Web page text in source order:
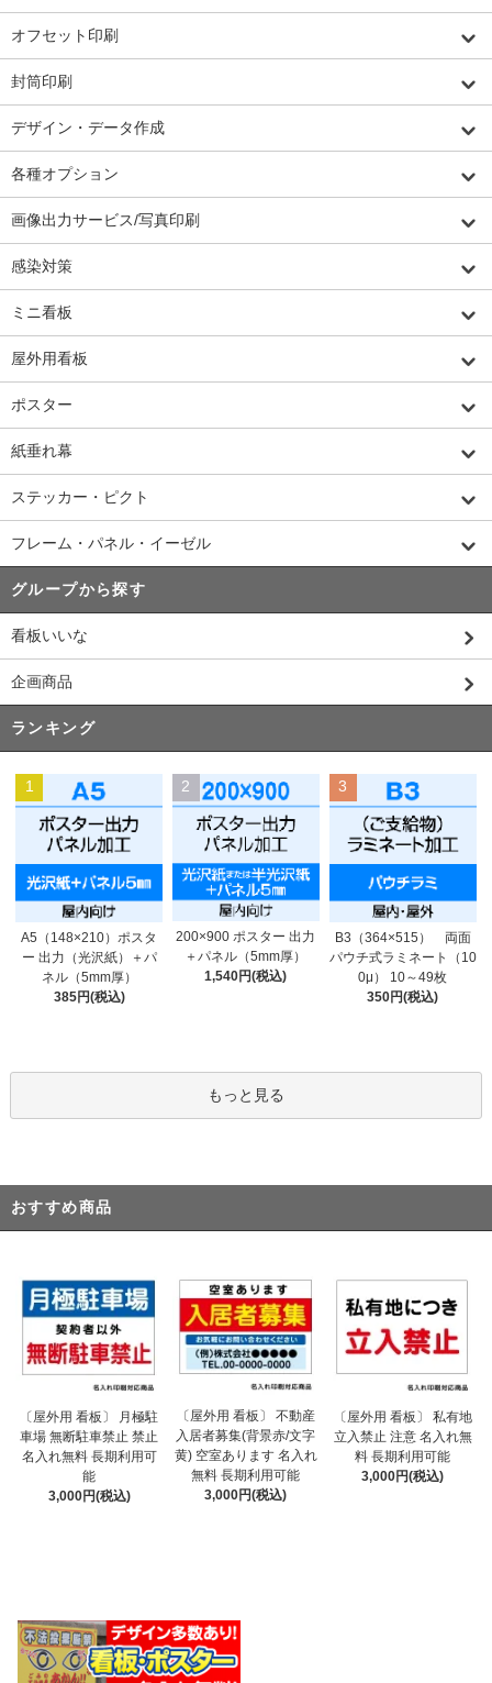
オフセット印刷
封筒印刷
デザイン・データ作成
各種オプション
画像出力サービス/写真印刷
感染対策
ミニ看板
屋外用看板
ポスター
紙垂れ幕
ステッカー・ピクト
フレーム・パネル・イーゼル
グループから探す
看板いいな
企画商品
ランキング
1
A5（148×210）ポスタ
ー 出力（光沢紙）＋パ
ネル（5mm厚）
385円(税込)
2
200×900 ポスター 出力
＋パネル（5mm厚）
1,540円(税込)
3
B3（364×515） 両面
パウチ式ラミネート（10
0μ） 10～49枚
350円(税込)
もっと見る
おすすめ商品
〔屋外用 看板〕 月極駐
車場 無断駐車禁止 禁止
名入れ無料 長期利用可
能
3,000円(税込)
〔屋外用 看板〕 不動産
入居者募集(背景赤/文字
黄) 空室あります 名入れ
無料 長期利用可能
3,000円(税込)
〔屋外用 看板〕 私有地
立入禁止 注意 名入れ無
料 長期利用可能
3,000円(税込)